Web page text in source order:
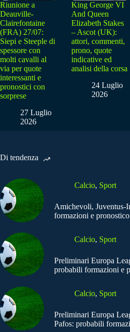
Riunione a
Deauville-
Clairefontaine
(FRA) 27/07:
Siepi e Steeple di
spessore con
molti cavalli al
via per quote
interessanti e
pronostici con
sorprese
27 Luglio
2026
King George VI
And Queen
Elizabeth Stakes
– Ascot (UK):
attori, commenti,
prono, quote
indicative ed
analisi della corsa
24 Luglio
2026
Di tendenza
Calcio, Sport
Amichevoli, Juventus-
formazioni e pronostico
Calcio, Sport
Preliminari Europa
probabili formazioni e
Calcio, Sport
Preliminari Europa
Pafos: probabili